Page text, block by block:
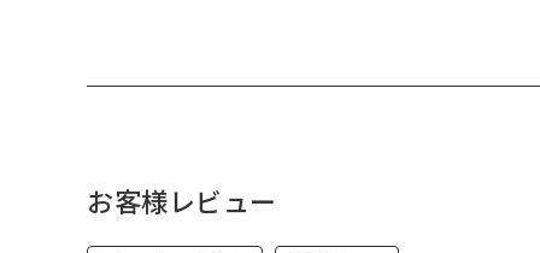
お客様レビュー